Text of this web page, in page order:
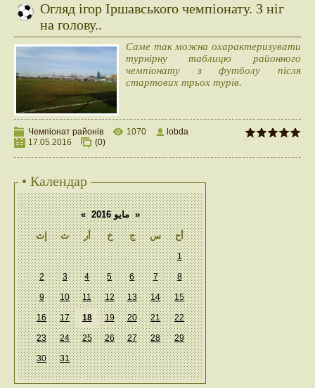
Огляд ігор Іршавського чемпіонату. З ніг
на голову..
Саме так можна охарактеризувати
турнірну таблицю районного
чемпіонату з футболу після
стартових трьох турів.
Чемпіонат районів 1070
lobda
17.05.2016
(0)
• Календар
« مايو 2016 »
إث
ث أر خ ج س أح
1
2 3 4 5 6 7 8
9 10 11 12 13 14 15
16 17 18 19 20 21 22
23 24 25 26 27 28 29
30 31